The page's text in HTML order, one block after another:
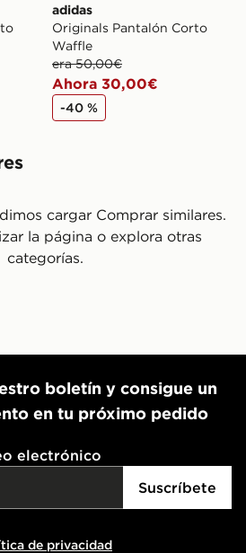
adidas
Originals Pantalón Corto
Waffle
era 50,00€
Ahora 30,00€
-40 %
cargar Comprar similares.
la página o explora otras
categorías.
boletín y consigue un
en tu próximo pedido
electrónico
Suscríbete
de privacidad